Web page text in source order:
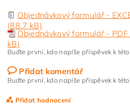
Objednávkový formulář -
(88.7 kB)
Objednávkový formulář -
kB)
Buďte první, kdo napíše příspěvek k této
Přidat komentář
Buďte první, kdo napíše příspěvek k této
Přidat hodnocení